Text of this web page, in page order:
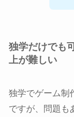
独学だけでも
上が難しい
独学でゲーム制
ですが、問題も